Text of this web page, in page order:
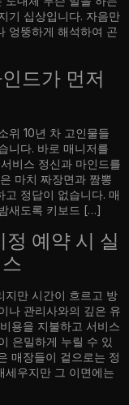
기 십상입니다. 자음만
엉뚱하게 해석하여 곤
드가 먼저
위 10년 차 고인물들
니다. 바로 매니저를
비스 정신과 마인드를
마치 짜장면과 짬뽕
정답이 없습니다. 매
새도록 키보드 […]
예약 시 실
지만 시간이 흐르고 방
나 관리사와의 깊은 유
용을 지불하고 서비스
은밀하게 누릴 수 있
매장들이 겉으로는 정
세우지만 그 이면에는